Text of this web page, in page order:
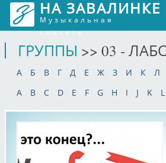
НА ЗАВАЛИНКЕ
Музыкальная
соцсеть
ГРУППЫ >> 03 -
А Б В Г Д Е Ж З И К Л
A
B C D E F G H I J K L